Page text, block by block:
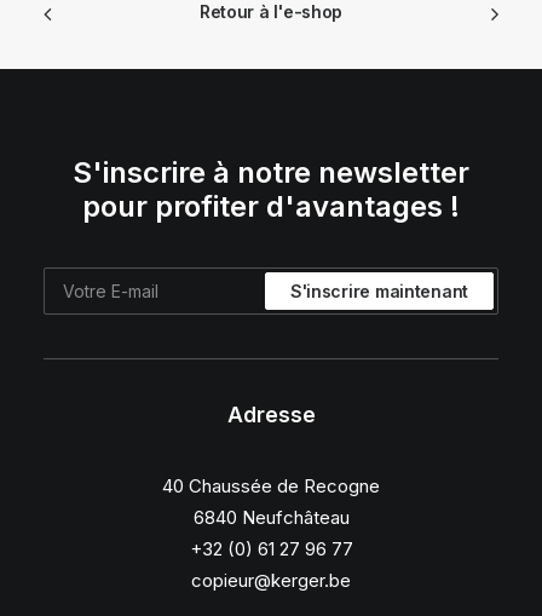
Retour à l'e-shop
S'inscrire à notre newsletter
pour profiter d'avantages !
Adresse
40 Chaussée de Recogne
6840 Neufchâteau
+32 (0) 61 27 96 77
copieur@kerger.be